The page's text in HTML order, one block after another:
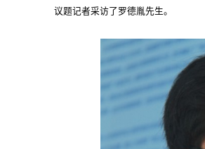
议题记者采访了罗德胤先生。